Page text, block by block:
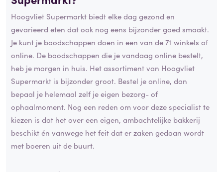
Hoogvliet Supermarkt biedt elke dag gezond en
gevarieerd eten dat ook nog eens bijzonder goed smaakt.
Je kunt je boodschappen doen in een van de 71 winkels of
online. De boodschappen die je vandaag online bestelt,
heb je morgen in huis. Het assortiment van Hoogvliet
Supermarkt is bijzonder groot. Bestel je online, dan
bepaal je helemaal zelf je eigen bezorg- of
ophaalmoment. Nog een reden om voor deze specialist te
kiezen is dat het over een eigen, ambachtelijke bakkerij
beschikt én vanwege het feit dat er zaken gedaan wordt
met boeren uit de buurt.